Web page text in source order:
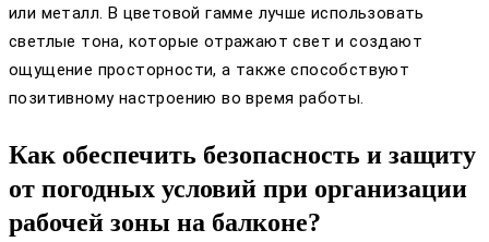
или металл. В цветовой гамме лучше использовать
светлые тона, которые отражают свет и создают
ощущение просторности, а также способствуют
позитивному настроению во время работы.
Как обеспечить безопасность и защиту
от погодных условий при организации
рабочей зоны на балконе?